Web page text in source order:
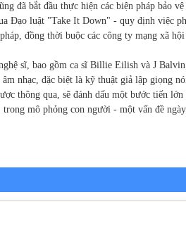
đã bắt đầu thực hiện các biện pháp bảo
Đạo luật "Take It Down" - quy định việc
đồng thời buộc các công ty mạng xã
sĩ, bao gồm ca sĩ Billie Eilish và J
nhạc, đặc biệt là kỹ thuật giả lập giọng
thông qua, sẽ đánh dấu một bước tiến
mô phỏng con người - một vấn đề